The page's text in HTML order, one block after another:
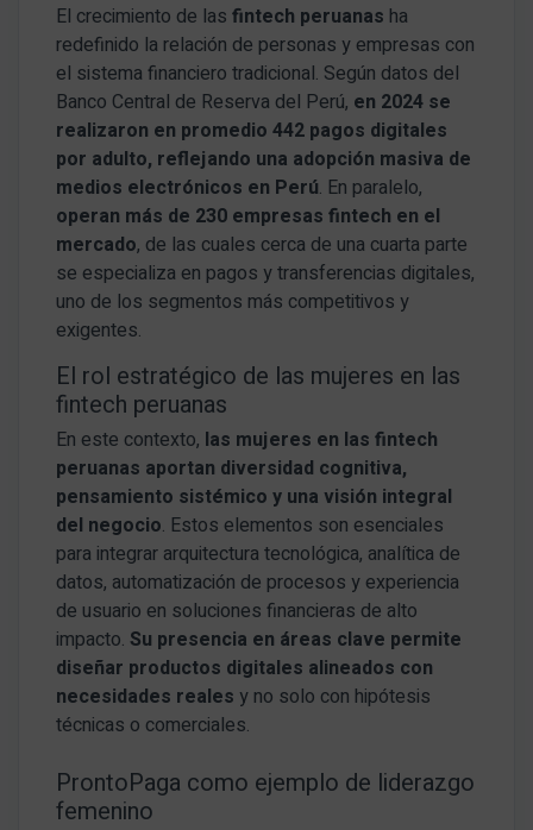
El crecimiento de lasfintech peruanas ha
redefinido la relación de personas y empresas con
el sistema financiero tradicional. Según datos del
Banco Central de Reserva del Perú, en 2024 se
realizaron en promedio 442 pagos digitales
por adulto, reflejando una adopción masiva de
medios electrónicos en Perú. En paralelo,
operan más de 230 empresas fintech en el
mercado, de las cuales cerca de una cuarta parte
se especializa en pagos y transferencias digitales,
uno de los segmentos más competitivos y
exigentes.
El rol estratégico de las mujeres en las
fintech peruanas
En este contexto, las mujeres en las fintech
peruanas aportan diversidad cognitiva,
pensamiento sistémico y una visión integral
del negocio. Estos elementos son esenciales
para integrar arquitectura tecnológica, analítica de
datos, automatización de procesos y experiencia
de usuario en soluciones financieras de alto
impacto. Su presencia en áreas clave permite
diseñar productos digitales alineados con
necesidades reales y no solo con hipótesis
técnicas o comerciales.
ProntoPaga como ejemplo de liderazgo
femenino